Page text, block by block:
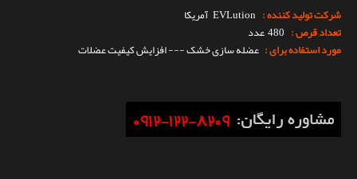
شرکت تولید کننده : EVLution آمریکا
تعداد قرص : 480 عدد
مورد استفاده برای : عضله سازی خشک --- افزایش کیفیت عضلات